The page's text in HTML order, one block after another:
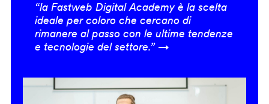
“la Fastweb Digital Academy è la scelta
ideale per coloro che cercano di
rimanere al passo con le ultime tendenze
e tecnologie del settore.” →